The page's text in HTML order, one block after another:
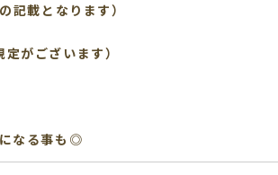
載となります）
がございます）
なる事も◎